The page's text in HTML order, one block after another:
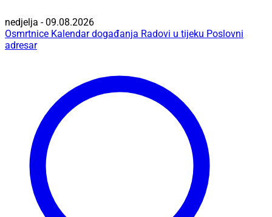
nedjelja - 09.08.2026
Osmrtnice Kalendar događanja Radovi u tijeku Poslovni
adresar